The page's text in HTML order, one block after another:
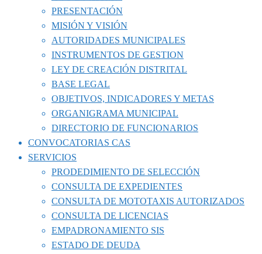
PRESENTACIÓN
MISIÓN Y VISIÓN
AUTORIDADES MUNICIPALES
INSTRUMENTOS DE GESTION
LEY DE CREACIÓN DISTRITAL
BASE LEGAL
OBJETIVOS, INDICADORES Y METAS
ORGANIGRAMA MUNICIPAL
DIRECTORIO DE FUNCIONARIOS
CONVOCATORIAS CAS
SERVICIOS
PRODEDIMIENTO DE SELECCIÓN
CONSULTA DE EXPEDIENTES
CONSULTA DE MOTOTAXIS AUTORIZADOS
CONSULTA DE LICENCIAS
EMPADRONAMIENTO SIS
ESTADO DE DEUDA